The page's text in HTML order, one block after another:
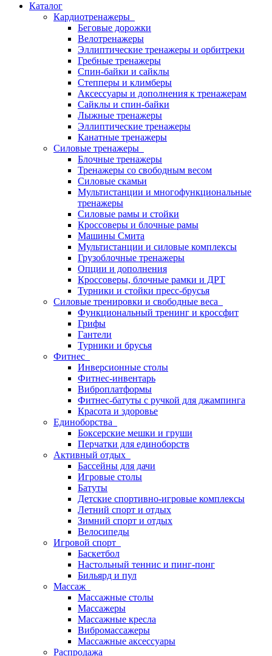
Каталог
Кардиотренажеры
Беговые дорожки
Велотренажеры
Эллиптические тренажеры и орбитреки
Гребные тренажеры
Спин-байки и сайклы
Степперы и климберы
Аксессуары и дополнения к тренажерам
Сайклы и спин-байки
Лыжные тренажеры
Эллиптические тренажеры
Канатные тренажеры
Силовые тренажеры
Блочные тренажеры
Тренажеры со свободным весом
Силовые скамьи
Мультистанции и многофункциональные
тренажеры
Силовые рамы и стойки
Кроссоверы и блочные рамы
Машины Смита
Мультистанции и силовые комплексы
Грузоблочные тренажеры
Опции и дополнения
Кроссоверы, блочные рамки и ДРТ
Турники и стойки пресс-брусья
Силовые тренировки и свободные веса
Функциональный тренинг и кроссфит
Грифы
Гантели
Турники и брусья
Фитнес
Инверсионные столы
Фитнес-инвентарь
Виброплатформы
Фитнес-батуты с ручкой для джампинга
Красота и здоровье
Единоборства
Боксерские мешки и груши
Перчатки для единоборств
Активный отдых
Бассейны для дачи
Игровые столы
Батуты
Детские спортивно-игровые комплексы
Летний спорт и отдых
Зимний спорт и отдых
Велосипеды
Игровой спорт
Баскетбол
Настольный теннис и пинг-понг
Бильярд и пул
Массаж
Массажные столы
Массажеры
Массажные кресла
Вибромассажеры
Массажные аксессуары
Распродажа